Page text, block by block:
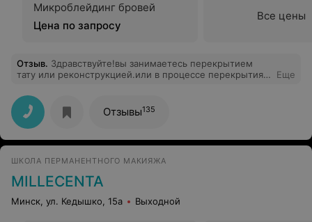
Микроблейдинг бровей
Цена по запросу
Все цены
Отзыв. Здравствуйте!вы занимаетесь перекрытием
тату или реконструкцией.или в процессе перекрытия
Еще
Отзывы135
ШКОЛА ПЕРМАНЕНТНОГО МАКИЯЖА
MILLECENTA
Минск, ул. Кедышко, 15а Выходной